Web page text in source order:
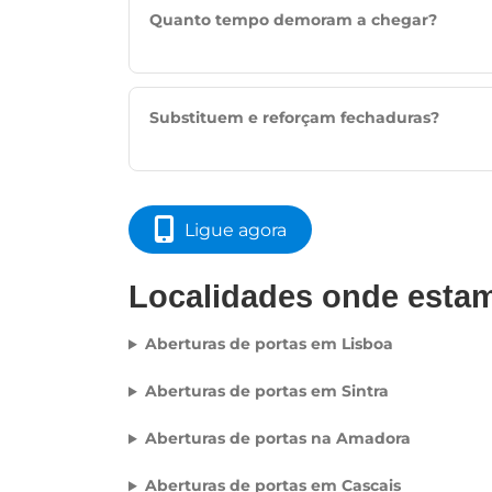
Quanto tempo demoram a chegar?
Substituem e reforçam fechaduras?
Ligue agora
Localidades onde
Aberturas de portas em Lisboa
Aberturas de portas em Sintra
Aberturas de portas na Amadora
Aberturas de portas em Cascais